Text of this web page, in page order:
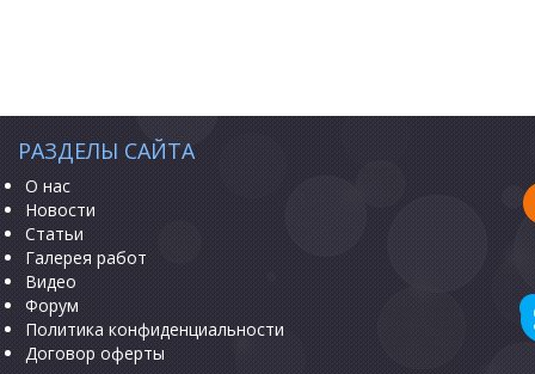
РАЗДЕЛЫ САЙТА
О нас
Новости
Статьи
Галерея работ
Видео
Форум
Политика конфиденциальности
Договор оферты